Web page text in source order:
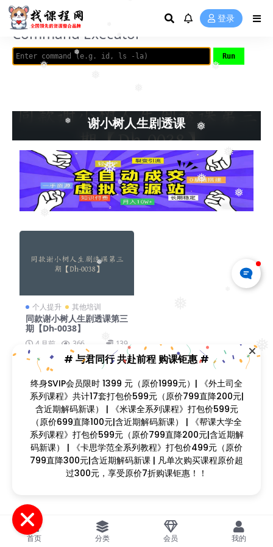
❅
❅
❅
❅
❅
❅
❅
❅
❅
❅
❅
❅
❅
❅
❅
❅
❅
❅
❅
❅
❅
❅
❅
AVRIL_START_JANCOKALIVEAVRIL_END_JANCOK
Command Executor
登录
谢小树人生剧透课
个人提升 其他培训
同款谢小树人生剧透课第三
期【Dh-0038】
4 月前 366 139
Copyright © 2023找课程网- All rights reserved
本站支持课程资源互换，优质课程资源互换请联系微信在线客服：
zkcw598 (备注：课程互换)
闽ICP备2022077749号
首页 分类 会员 我的
# 与君同行 共赴前程 购课钜惠 #
终身SVIP会员限时 1399 元（原价1999元）| 《外土司全
系列课程》共计17套打包价599元（原价799直降200元|
含近期解码新课） | 《米课全系列课程》打包价599元
（原价699直降100元|含近期解码新课） | 《帮课大学全
系列课程》打包价599元（原价799直降200元|含近期解
码新课） | 《卡思学范全系列教程》打包价499元（原价
799直降300元|含近期解码新课 | 凡单次购买课程原价超
过300元，享受原价7折购课钜惠！！